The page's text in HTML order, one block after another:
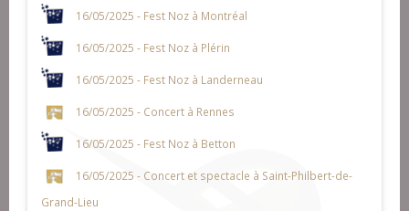
16/05/2025 - Fest Noz à Montréal
16/05/2025 - Fest Noz à Plérin
16/05/2025 - Fest Noz à Landerneau
16/05/2025 - Concert à Rennes
16/05/2025 - Fest Noz à Betton
16/05/2025 - Concert et spectacle à Saint-Philbert-de-
Grand-Lieu